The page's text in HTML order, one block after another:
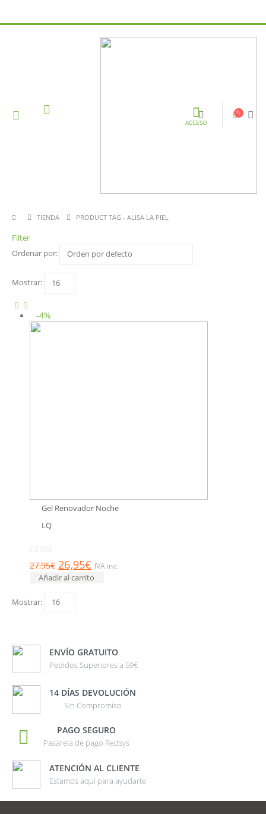
ACCESO
TIENDA PRODUCT TAG - ALISA LA PIEL
Filter
Ordenar por:
Mostrar:
-4%
Gel Renovador Noche
LQ
27,95€ 26,95€ IVA inc.
Añadir al carrito
Mostrar:
ENVÍO GRATUITO
Pedidos Superiores a 59€
14 DÍAS DEVOLUCIÓN
Sin Compromiso
PAGO SEGURO
Pasarela de pago Redsys
ATENCIÓN AL CLIENTE
Estamos aquí para ayudarte